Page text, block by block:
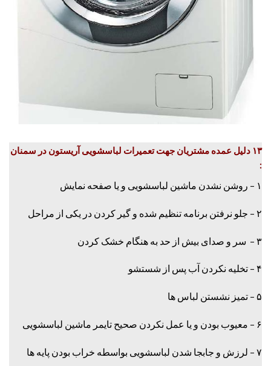
۱۳ دلیل عمده مشتریان جهت تعمیرات لباسشویی آریستون در سمنان
:
۱ – روشن نشدن ماشین لباسشویی و یا صفحه نمایش
۲ – جلو نرفتن برنامه تنظیم شده و گیر کردن در یکی از مراحل
۳ – سر و صدای بیش از حد به هنگام خشک کردن
۴ – تخلیه نکردن آب پس از شستشو
۵ – تمیز نشستن لباس ها
۶ – معیوب بودن و یا عمل نکردن صحیح تایمر ماشین لباسشویی
۷ – لرزش و جابجا شدن لباسشویی بواسطه خراب بودن پایه ها